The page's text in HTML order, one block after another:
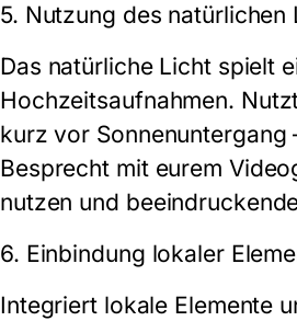
5. Nutzung des natürlichen
Das natürliche Licht spielt
Hochzeitsaufnahmen.
kurz vor Sonnenuntergang
Besprecht mit eurem
nutzen und
6. Einbindung lokaler
Integriert lokale Elemente